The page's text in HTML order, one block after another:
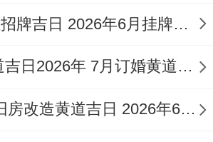
此方位动土尤需谨慎；「刑
域 ;动土工程最忌冲犯「三
2026年10月挂招牌吉日 2026年6月挂牌黄道吉日
7月份订婚黄道吉日2026年 7月订婚黄道吉日查询2026年
2026年6月份旧房改造黄道吉日 2026年6月旧房翻新黄道吉日